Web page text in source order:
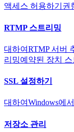
액세스 허용하기 권
RTMP 스트리밍
대하여RTMP 서버
리밍예약된 장치 스
SSL 설정하기
대하여Windows에
저장소 관리